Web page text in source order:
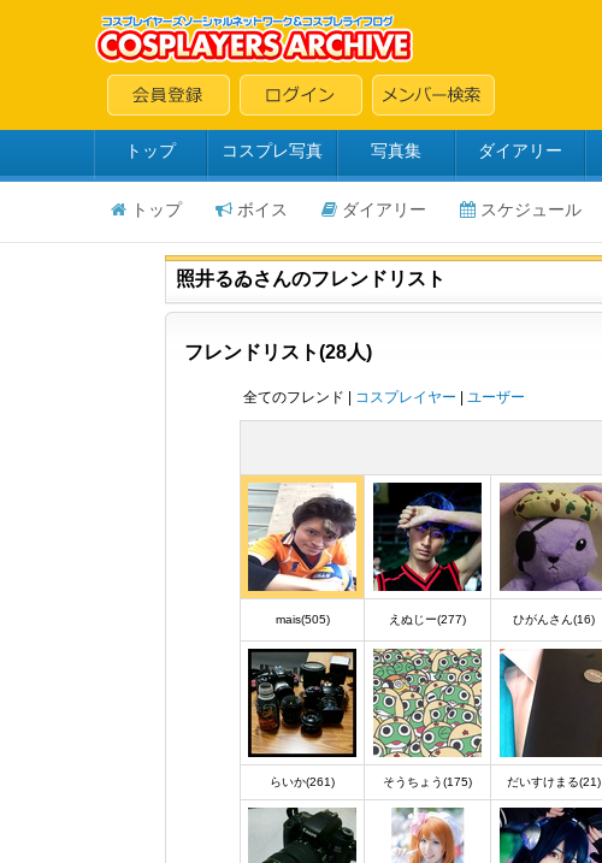
トップ コスプレ写真 写真集 ダイアリー
トップ ボイス ダイアリー スケジュール
照井るゐさんのフレンドリスト
フレンドリスト(28人)
全てのフレンド | コスプレイヤー ユーザー
mais(505) えぬじー(277) ひがんさん(16)
らいか(261) そうちょう(175) だいすけまる(21)